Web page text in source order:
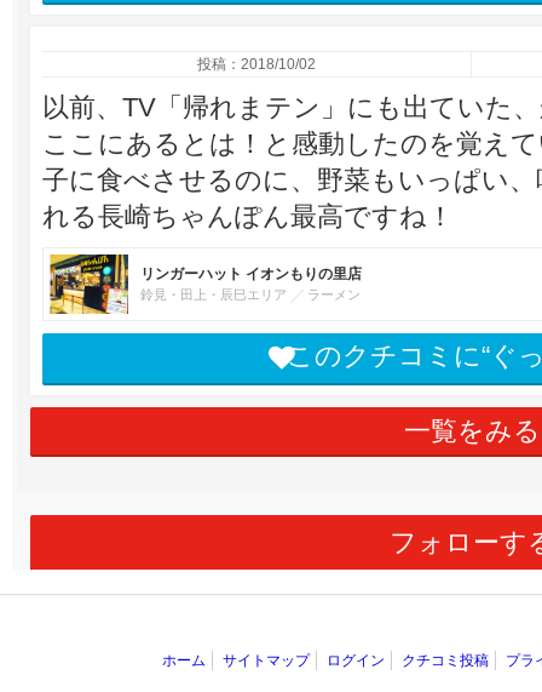
投稿：2018/10/02
以前、TV「帰れまテン」にも出ていた
ここにあるとは！と感動したのを覚え
子に食べさせるのに、野菜もいっぱい
れる長崎ちゃんぽん最高ですね！
リンガーハット イオンもりの里店
鈴見・田上・辰巳エリア ラーメン
このクチコミに“ぐ
一覧をみる
フォローす
ホーム サイトマップ ログイン クチコミ投稿 プラ